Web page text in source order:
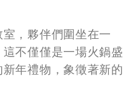
，夥伴們圍坐在一
不僅僅是一場火鍋盛
年禮物，象徵著新的